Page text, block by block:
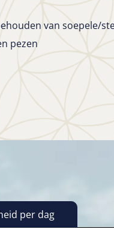
van soepele/
pezen
per dag